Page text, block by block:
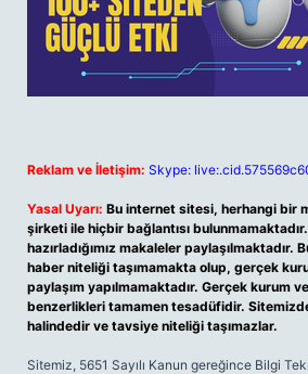
Reklam ve İletişim: Skype:
Yasal Uyarı: Bu internet sitesi, herhangi bir
şirketi ile hiçbir bağlantısı
hazırladığımız makaleler paylaşılmaktadır.
haber niteliği taşımamakta olup, gerçek
paylaşım yapılmamaktadır. Gerçek kurum
benzerlikleri tamamen tesadüfidir.
halindedir ve tavsiye niteliği taşımazlar.
Sitemiz, 5651 Sayılı Kanun gereğince Bilgi